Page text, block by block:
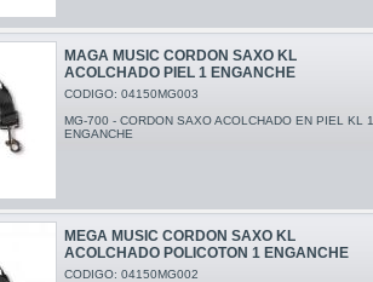
MAGA MUSIC CORDON SAXO KL
ACOLCHADO PIEL 1 ENGANCHE
CODIGO: 04150MG003
MG-700 - CORDON SAXO ACOLCHADO EN PIEL KL 1
ENGANCHE
MEGA MUSIC CORDON SAXO KL
ACOLCHADO POLICOTON 1 ENGANCHE
CODIGO: 04150MG002